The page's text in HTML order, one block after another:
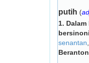
putih (
1.
senantan